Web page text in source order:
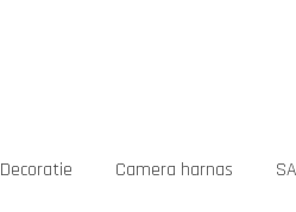
Decoratie Camera harnas